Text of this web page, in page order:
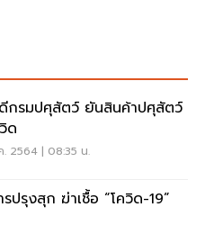
กรมปศุสัตว์ ยันสินค้าปศุสัตว์
ด
. 2564 | 08:35 น.
รปรุงสุก ฆ่าเชื้อ “โควิด-19”